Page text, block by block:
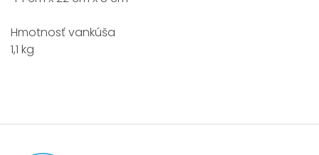
Hmotnosť vankúša
1,1 kg